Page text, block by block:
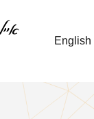
English